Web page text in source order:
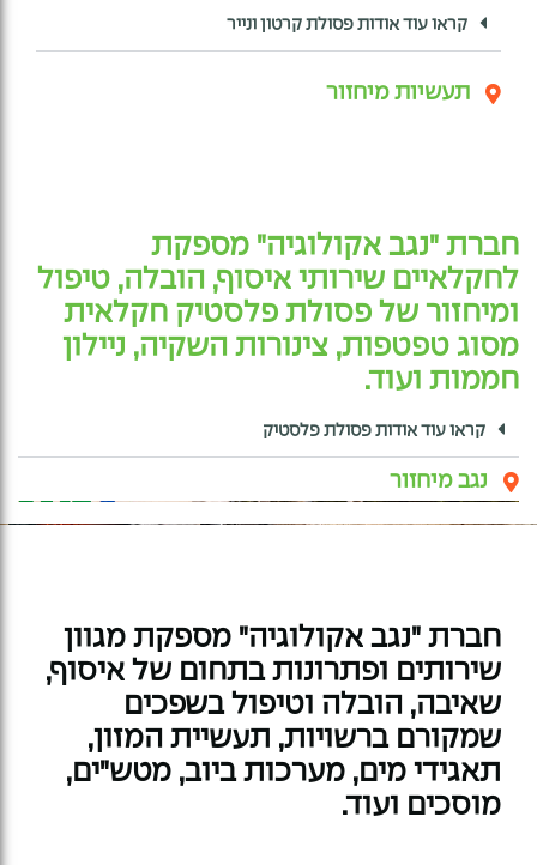
קראו עוד אודות פסולת קרטון ונייר​
תעשיות מיחזור
חברת "נגב אקולוגיה" מספקת
לחקלאיים שירותי איסוף, הובלה, טיפול
ומיחזור של פסולת פלסטיק חקלאית
מסוג טפטפות, צינורות השקיה, ניילון
חממות ועוד.
קראו עוד אודות פסולת פלסטיק
נגב מיחזור
חברת "נגב אקולוגיה" מספקת מגוון
שירותים ופתרונות בתחום של איסוף,
שאיבה, הובלה וטיפול בשפכים
שמקורם ברשויות, תעשיית המזון,
תאגידי מים, מערכות ביוב, מטש"ים,
מוסכים ועוד.